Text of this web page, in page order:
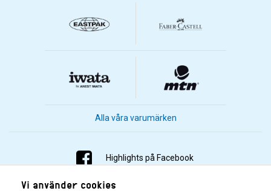
Alla våra varumärken
Highlights på Facebook
Highlights på Instagram
Vi använder cookies